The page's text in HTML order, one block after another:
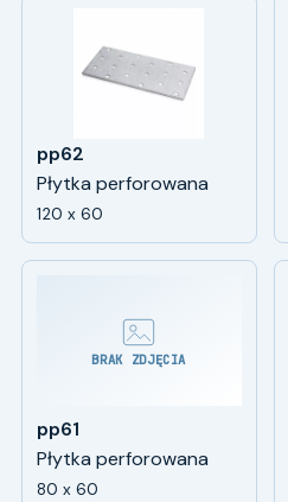
pp62
Płytka perforowana
120 x 60
BRAK ZDJĘCIA
pp61
Płytka perforowana
80 x 60